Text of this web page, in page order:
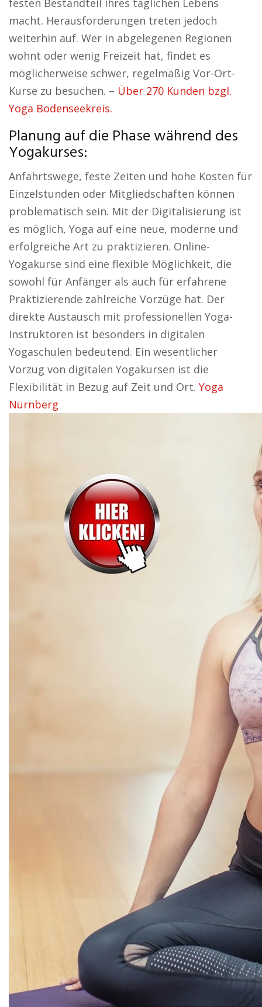
festen Bestandteil ihres täglichen Lebens
macht. Herausforderungen treten jedoch
weiterhin auf. Wer in abgelegenen Regionen
wohnt oder wenig Freizeit hat, findet es
möglicherweise schwer, regelmäßig Vor-Ort-
Kurse zu besuchen. – Über 270 Kunden bzgl.
Yoga Bodenseekreis.
Planung auf die Phase während des
Yogakurses:
Anfahrtswege, feste Zeiten und hohe Kosten für
Einzelstunden oder Mitgliedschaften können
problematisch sein. Mit der Digitalisierung ist
es möglich, Yoga auf eine neue, moderne und
erfolgreiche Art zu praktizieren. Online-
Yogakurse sind eine flexible Möglichkeit, die
sowohl für Anfänger als auch für erfahrene
Praktizierende zahlreiche Vorzüge hat. Der
direkte Austausch mit professionellen Yoga-
Instruktoren ist besonders in digitalen
Yogaschulen bedeutend. Ein wesentlicher
Vorzug von digitalen Yogakursen ist die
Flexibilität in Bezug auf Zeit und Ort. Yoga
Nürnberg